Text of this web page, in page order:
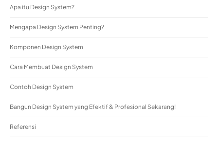
Apa itu Design System?
Mengapa Design System Penting?
Komponen Design System
Cara Membuat Design System
Contoh Design System
Bangun Design System yang Efektif & Profesional Sekarang!
Referensi